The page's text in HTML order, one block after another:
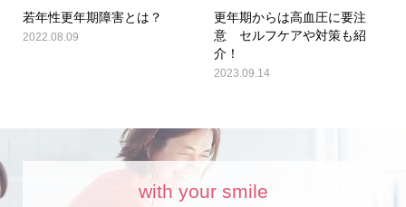
若年性更年期障害とは？
2022.08.09
更年期からは高血圧に要注
意 セルフケアや対策も紹
介！
2023.09.14
with your smile